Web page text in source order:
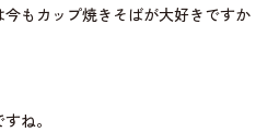
もカップ焼きそばが大好きですか
ね。